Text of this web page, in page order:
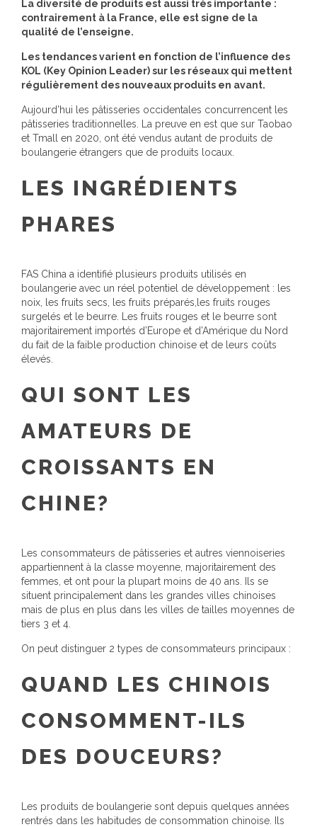
La diversité de produits est aussi très importante :
contrairement à la France, elle est signe de la
qualité de l’enseigne.
Les tendances varient en fonction de l’influence des
KOL (Key Opinion Leader) sur les réseaux qui mettent
régulièrement des nouveaux produits en avant.
Aujourd’hui les pâtisseries occidentales concurrencent les
pâtisseries traditionnelles. La preuve en est que sur Taobao
et Tmall en 2020, ont été vendus autant de produits de
boulangerie étrangers que de produits locaux.
LES INGRÉDIENTS
PHARES
FAS China a identifié plusieurs produits utilisés en
boulangerie avec un réel potentiel de développement : les
noix, les fruits secs, les fruits préparés,les fruits rouges
surgelés et le beurre. Les fruits rouges et le beurre sont
majoritairement importés d’Europe et d’Amérique du Nord
du fait de la faible production chinoise et de leurs coûts
élevés.
QUI SONT LES
AMATEURS DE
CROISSANTS EN
CHINE?
Les consommateurs de pâtisseries et autres viennoiseries
appartiennent à la classe moyenne, majoritairement des
femmes, et ont pour la plupart moins de 40 ans. Ils se
situent principalement dans les grandes villes chinoises
mais de plus en plus dans les villes de tailles moyennes de
tiers 3 et 4.
On peut distinguer 2 types de consommateurs principaux :
QUAND LES CHINOIS
CONSOMMENT-ILS
DES DOUCEURS?
Les produits de boulangerie sont depuis quelques années
rentrés dans les habitudes de consommation chinoise. Ils